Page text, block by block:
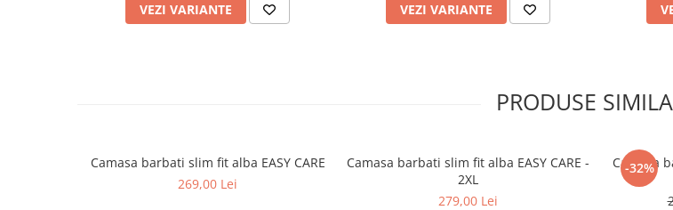
VEZI VARIANTE VEZI VARIANTE
PRODUSE
Camasa barbati slim fit alba EASY CARE
269,00 Lei
Camasa barbati slim fit alba EASY CARE -
2XL
279,00 Lei
-32%
Camasa